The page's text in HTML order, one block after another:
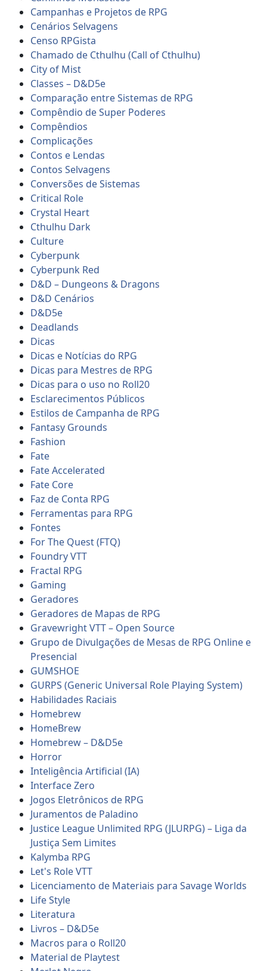
Campanhas e Projetos de RPG
Cenários Selvagens
Censo RPGista
Chamado de Cthulhu (Call of Cthulhu)
City of Mist
Classes – D&D5e
Comparação entre Sistemas de RPG
Compêndio de Super Poderes
Compêndios
Complicações
Contos e Lendas
Contos Selvagens
Conversões de Sistemas
Critical Role
Crystal Heart
Cthulhu Dark
Culture
Cyberpunk
Cyberpunk Red
D&D – Dungeons & Dragons
D&D Cenários
D&D5e
Deadlands
Dicas
Dicas e Notícias do RPG
Dicas para Mestres de RPG
Dicas para o uso no Roll20
Esclarecimentos Públicos
Estilos de Campanha de RPG
Fantasy Grounds
Fashion
Fate
Fate Accelerated
Fate Core
Faz de Conta RPG
Ferramentas para RPG
Fontes
For The Quest (FTQ)
Foundry VTT
Fractal RPG
Gaming
Geradores
Geradores de Mapas de RPG
Gravewright VTT – Open Source
Grupo de Divulgações de Mesas de RPG Online e
Presencial
GUMSHOE
GURPS (Generic Universal Role Playing System)
Habilidades Raciais
Homebrew
HomeBrew
Homebrew – D&D5e
Horror
Inteligência Artificial (IA)
Interface Zero
Jogos Eletrônicos de RPG
Juramentos de Paladino
Justice League Unlimited RPG (JLURPG) – Liga da
Justiça Sem Limites
Kalymba RPG
Let's Role VTT
Licenciamento de Materiais para Savage Worlds
Life Style
Literatura
Livros – D&D5e
Macros para o Roll20
Material de Playtest